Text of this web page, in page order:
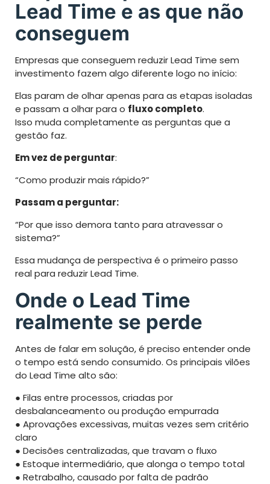
Lead Time e as que não
conseguem
Empresas que conseguem reduzir Lead Time sem
investimento fazem algo diferente logo no início:
Elas param de olhar apenas para as etapas isoladas
e passam a olhar para o fluxo completo.
Isso muda completamente as perguntas que a
gestão faz.
Em vez de perguntar:
“Como produzir mais rápido?”
Passam a perguntar:
“Por que isso demora tanto para atravessar o
sistema?”
Essa mudança de perspectiva é o primeiro passo
real para reduzir Lead Time.
Onde o Lead Time
realmente se perde
Antes de falar em solução, é preciso entender onde
o tempo está sendo consumido. Os principais vilões
do Lead Time alto são:
● Filas entre processos, criadas por
desbalanceamento ou produção empurrada
● Aprovações excessivas, muitas vezes sem critério
claro
● Decisões centralizadas, que travam o fluxo
● Estoque intermediário, que alonga o tempo total
● Retrabalho, causado por falta de padrão